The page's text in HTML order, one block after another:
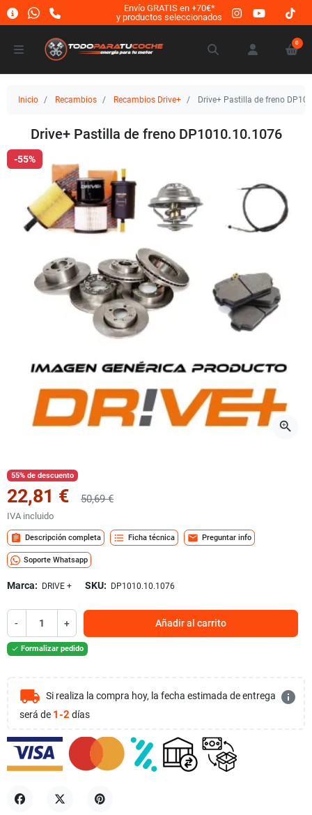
Envío GRATIS en +70€*
y productos seleccionados
0
Inicio Recambios Recambios Drive+ Drive+ Pastilla de freno
Drive+ Pastilla de freno DP1010.10.1076
-55%
zoom_in
55% de descuento
22,81 € 50,69 €
IVA incluido
assignment Descripción completa format_list_bulleted Ficha técnica mail Preguntar info
Soporte Whatsapp
Marca: DRIVE + SKU: DP1010.10.1076
- + Añadir al carrito
 Formalizar pedido
local_shipping Si realiza la compra hoy, la fecha estimada de entrega
será de 1-2 días
info